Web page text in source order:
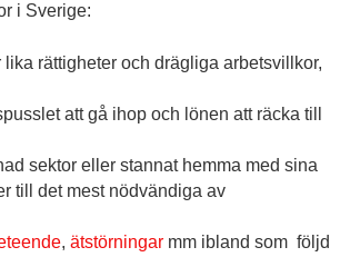
i Sverige:
rättigheter och drägliga arbetsvillkor,
att gå ihop och lönen att räcka till
sektor eller stannat hemma med sina
till det mest nödvändiga av
,ätstörningar mm ibland som följd